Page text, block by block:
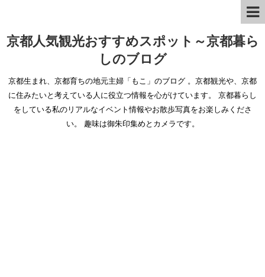
京都人気観光おすすめスポット～京都暮ら
しのブログ
京都生まれ、京都育ちの地元主婦「もこ」のブログ 。京都観光や、京都
に住みたいと考えている人に役立つ情報を心がけています。 京都暮らし
をしている私のリアルなイベント情報やお散歩写真をお楽しみくださ
い。 趣味は御朱印集めとカメラです。